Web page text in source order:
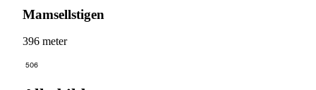
Mamsellstigen
396 meter
506